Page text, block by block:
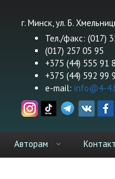
г. Минск, ул. Б.
Тел./факс: (017)
(017) 257 05 95
+375 (44) 555 91
+375 (44) 592 99
e-mail: info@4-
Авторам